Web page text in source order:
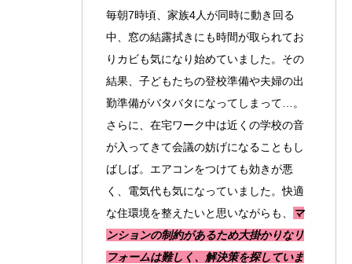
毎朝7時頃、家族4人が同時に動き回る
中、窓の結露拭きにも時間が取られてお
りカビも気になり始めていました。その
結果、子どもたちの登校準備や夫婦の出
勤準備がバタバタになってしまって…。
さらに、在宅ワーク中は近くの学校の音
が入ってきて会議の妨げになることもし
ばしば。エアコンをつけても効きが悪
く、電気代も気になっていました。快適
な住環境を整えたいと思いながらも、
マ
ンションの制約があるため大掛かりなリ
フォームは難しく、解決策を探していま